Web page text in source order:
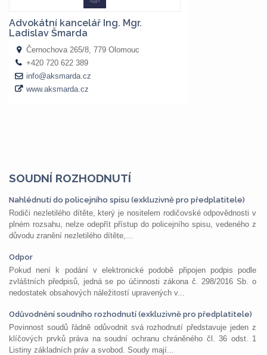
SOUDNÍ ROZHODNUTÍ
Nahlédnutí do policejního spisu (exkluzivně pro předplatitele)
Rodiči nezletilého dítěte, který je nositelem rodičovské odpovědnosti v
plném rozsahu, nelze odepřít přístup do policejního spisu, vedeného z
důvodu zranění nezletilého dítěte,...
Odpor
Pokud není k podání v elektronické podobě připojen podpis podle
zvláštních předpisů, jedná se po účinnosti zákona č. 298/2016 Sb. o
nedostatek obsahových náležitostí upravených v...
Odůvodnění soudního rozhodnutí (exkluzivně pro předplatitele)
Povinnost soudů řádně odůvodnit svá rozhodnutí představuje jeden z
klíčových prvků práva na soudní ochranu chráněného čl. 36 odst. 1
Listiny základních práv a svobod. Soudy mají...